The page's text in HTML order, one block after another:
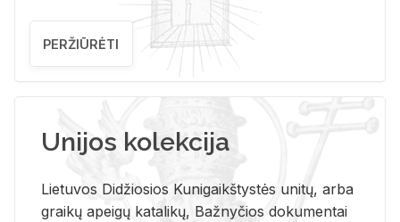
PERŽIŪRĖTI
Unijos kolekcija
Lietuvos Didžiosios Kunigaikštystės unitų, arba
graikų apeigų katalikų, Bažnyčios dokumentai